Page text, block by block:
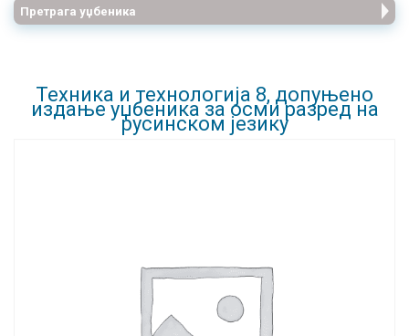
Претрага уџбеника
Техника и технологија 8, допуњено
издање уџбеника за осми разред на
русинском језику